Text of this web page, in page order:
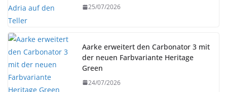
25/07/2026
Aarke erweitert den Carbonator 3 mit
der neuen Farbvariante Heritage
Green
24/07/2026